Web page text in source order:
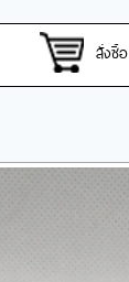
สั่งซื้อ